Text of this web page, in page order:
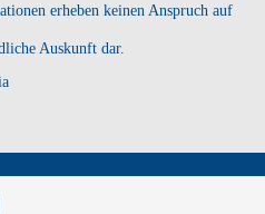
erheben keinen Anspruch auf
Auskunft dar.